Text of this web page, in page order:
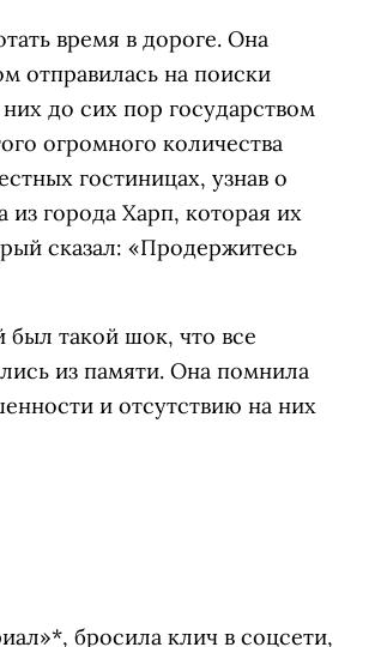
время в дороге. Она
отправилась на поиски
до сих пор государством
огромного количества
гостиницах, узнав о
из города Харп, которая их
сказал: «Продержитесь
такой шок, что все
из памяти. Она помнила
и отсутствию на них
бросила клич в соцсети,